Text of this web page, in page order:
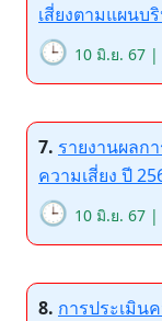
เสี่ยงตามแผนบ
🕒 10 มิ.ย. 67 |
7. รายงานผลก
ความเสี่ยง ปี
🕒 10 มิ.ย. 67 |
8. การประเมิน